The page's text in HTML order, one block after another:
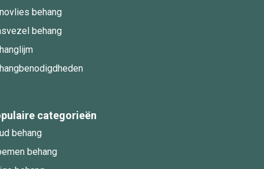
behang
behang
categorieën
behang
behang